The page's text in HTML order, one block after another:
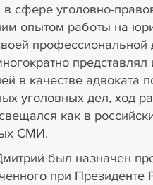
в сфере уголовно-
опытом работы на
профессиональной
представлял
в качестве адвоката
уголовных дел, ход
как в
СМИ.
был назначен
при Президенте